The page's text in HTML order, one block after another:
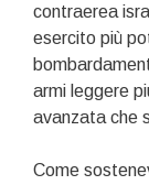
contraerea
esercito più
armi leggere
avanzata che
Come